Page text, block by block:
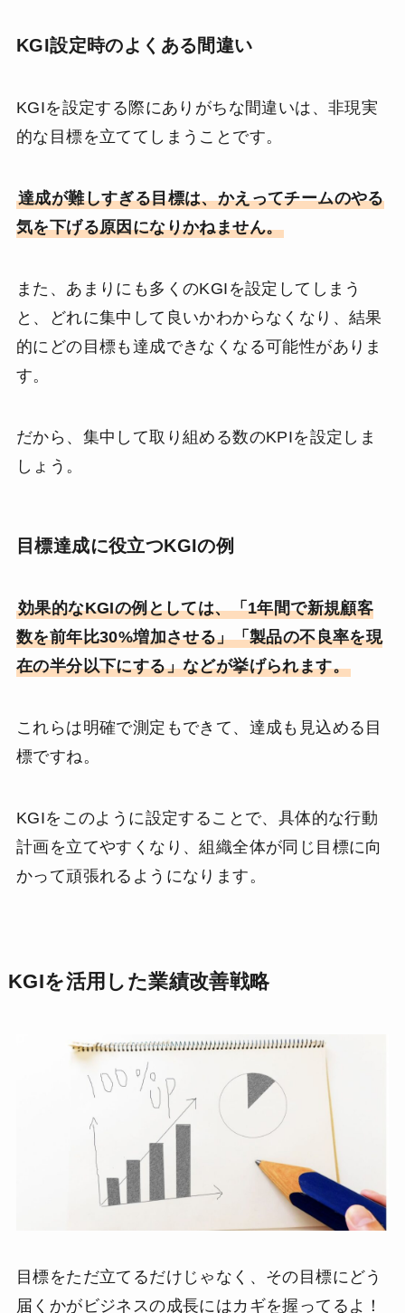
KGI設定時のよくある間違い
KGIを設定する際にありがちな間違いは、非現実
的な目標を立ててしまうことです。
達成が難しすぎる目標は、かえってチームのやる
気を下げる原因になりかねません。
また、あまりにも多くのKGIを設定してしまう
と、どれに集中して良いかわからなくなり、結果
的にどの目標も達成できなくなる可能性がありま
す。
だから、集中して取り組める数のKPIを設定しま
しょう。
目標達成に役立つKGIの例
効果的なKGIの例としては、「1年間で新規顧客
数を前年比30%増加させる」「製品の不良率を現
在の半分以下にする」などが挙げられます。
これらは明確で測定もできて、達成も見込める目
標ですね。
KGIをこのように設定することで、具体的な行動
計画を立てやすくなり、組織全体が同じ目標に向
かって頑張れるようになります。
KGIを活用した業績改善戦略
目標をただ立てるだけじゃなく、その目標にどう
届くかがビジネスの成長にはカギを握ってるよ！